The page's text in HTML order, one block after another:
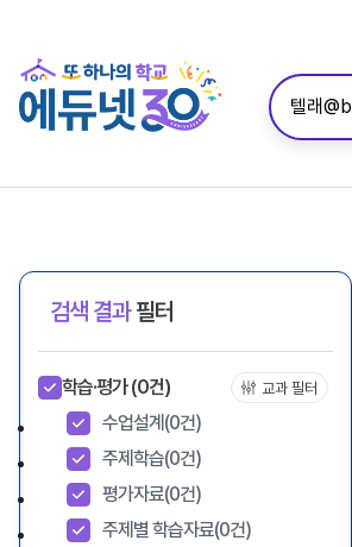
검색 결과필터
교과 필터
학습·평가(0건)
수업설계 (0건)
주제학습(0건)
평가자료(0건)
주제별 학습자료(0건)